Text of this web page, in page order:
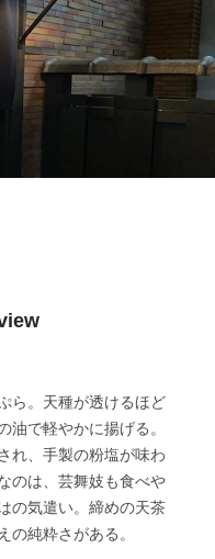
ら。天種が透けるほど
油で軽やかに揚げる。
れ、手製の粉塩が味わ
のは、芸舞妓も食べや
の気遣い。締めの天茶
の純粋さがある。